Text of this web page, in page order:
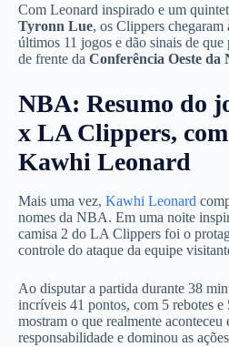
Com Leonard inspirado e um
Tyronn Lue, os Clippers
últimos 11 jogos e dão sinais de
de frente da Conferência Oeste da
NBA: Resumo do
x LA Clippers,
Kawhi Leonard
Mais uma vez, Kawhi Leonard
nomes da NBA. Em uma noite
camisa 2 do LA Clippers foi o
controle do ataque da equipe
Ao disputar a partida durante 38
incríveis 41 pontos, com 5 rebotes e
mostram o que realmente aconteceu
responsabilidade e dominou as